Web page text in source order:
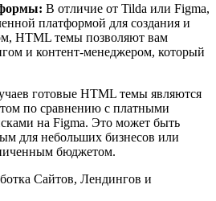
В отличие от Tilda или Figma,
платформой для создания и
HTML темы позволяют вам
и контент-менеджером, который
готовые HTML темы являются
по сравнению с платными
на Figma. Это может быть
для небольших бизнесов или
бюджетом.
Сайтов, Лендингов и